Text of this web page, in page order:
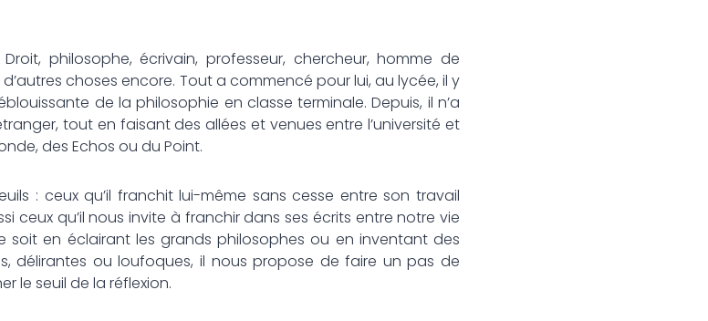
philosophe, écrivain, professeur, chercheur, homme de
choses encore. Tout a commencé pour lui, au lycée, il y
de la philosophie en classe terminale. Depuis, il n’a
tout en faisant des allées et venues entre l’université et
des Echos ou du Point.
: ceux qu’il franchit lui-même sans cesse entre son travail
ceux qu’il nous invite à franchir dans ses écrits entre notre vie
soit en éclairant les grands philosophes ou en inventant des
délirantes ou loufoques, il nous propose de faire un pas de
le seuil de la réflexion.